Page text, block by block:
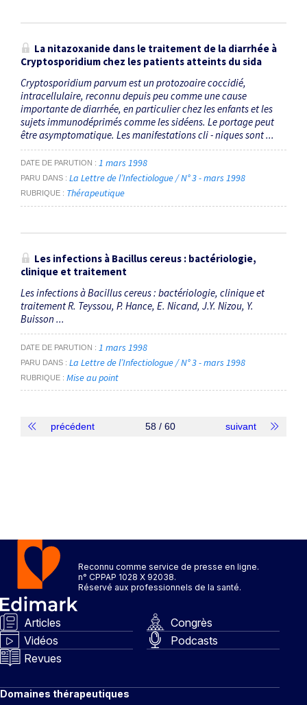
La nitazoxanide dans le traitement de la diarrhée à
Cryptosporidium chez les patients atteints du sida
Cryptosporidium parvum est un protozoaire coccidié,
intracellulaire, reconnu depuis peu comme une cause
importante de diarrhée, en particulier chez les enfants et les
sujets immunodéprimés comme les sidéens. Le portage peut
être asymptomatique. Les manifestations cli - niques sont ...
DATE DE PARUTION 1 mars 1998
PARU DANS La Lettre de l’Infectiologue / N° 3 - mars 1998
RUBRIQUE Thérapeutique
Les infections à Bacillus cereus : bactériologie,
clinique et traitement
Les infections à Bacillus cereus : bactériologie, clinique et
traitement R. Teyssou, P. Hance, E. Nicand, J.Y. Nizou, Y.
Buisson ...
DATE DE PARUTION 1 mars 1998
PARU DANS La Lettre de l’Infectiologue / N° 3 - mars 1998
RUBRIQUE Mise au point
précédent 58 / 60 suivant
Reconnu comme service de presse en ligne.
n° CPPAP 1028 X 92038.
Réservé aux professionnels de la santé.
Articles
Congrès
Vidéos
Podcasts
Revues
Domaines thérapeutiques